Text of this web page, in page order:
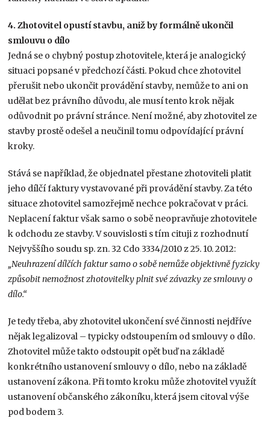
4. Zhotovitel opustí stavbu, aniž by formálně ukončil
smlouvu o dílo
Jedná se o chybný postup zhotovitele, která je analogický
situaci popsané v předchozí části. Pokud chce zhotovitel
přerušit nebo ukončit provádění stavby, nemůže to ani on
udělat bez právního důvodu, ale musí tento krok nějak
odůvodnit po právní stránce. Není možné, aby zhotovitel ze
stavby prostě odešel a neučinil tomu odpovídající právní
kroky.
Stává se například, že objednatel přestane zhotoviteli platit
jeho dílčí faktury vystavované při provádění stavby. Za této
situace zhotovitel samozřejmě nechce pokračovat v práci.
Neplacení faktur však samo o sobě neopravňuje zhotovitele
k odchodu ze stavby. V souvislosti s tím cituji z rozhodnutí
Nejvyššího soudu sp. zn. 32 Cdo 3334/2010 z 25. 10. 2012:
„Neuhrazení dílčích faktur samo o sobě nemůže objektivně fyzicky
způsobit nemožnost zhotovitelky plnit své závazky ze smlouvy o
dílo.“
Je tedy třeba, aby zhotovitel ukončení své činnosti nejdříve
nějak legalizoval – typicky odstoupením od smlouvy o dílo.
Zhotovitel může takto odstoupit opět buď na základě
konkrétního ustanovení smlouvy o dílo, nebo na základě
ustanovení zákona. Při tomto kroku může zhotovitel využít
ustanovení občanského zákoníku, která jsem citoval výše
pod bodem 3.